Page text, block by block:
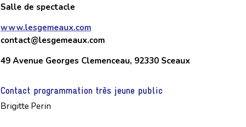
Salle de spectacle
www.lesgemeaux.com
contact@lesgemeaux.com
49 Avenue Georges Clemenceau, 92330 Sceaux
Contact programmation très jeune public
Brigitte Perin